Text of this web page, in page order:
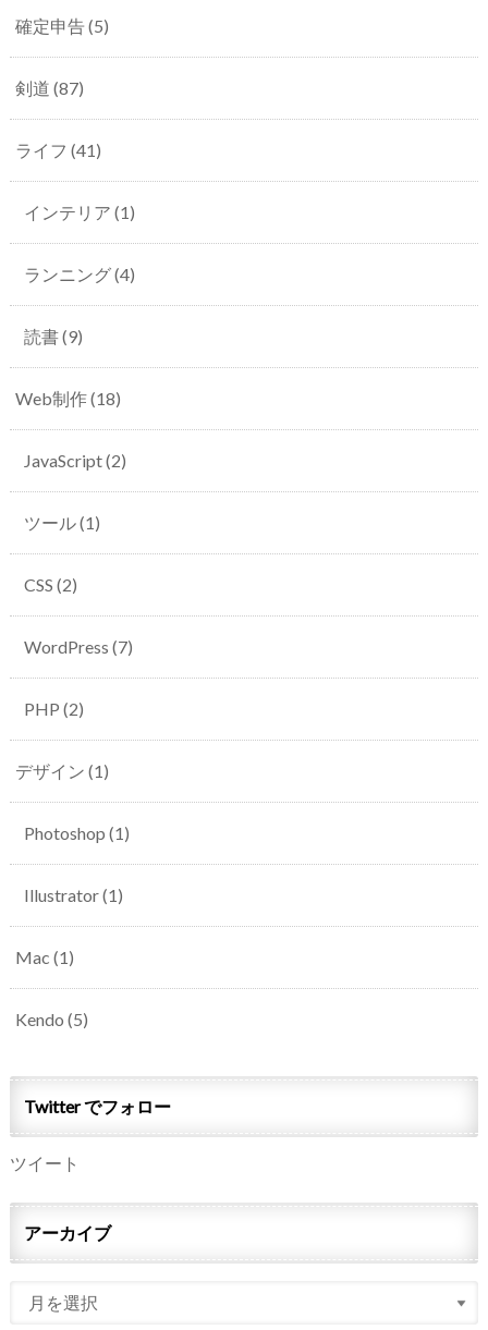
確定申告(5)
剣道 (87)
ライフ (41)
インテリア (1)
ランニング(4)
読書(9)
Web制作(18)
JavaScript(2)
ツール(1)
CSS (2)
WordPress (7)
PHP (2)
デザイン (1)
Photoshop (1)
Illustrator(1)
Mac (1)
Kendo (5)
Twitter でフォロー
ツイート
アーカイブ